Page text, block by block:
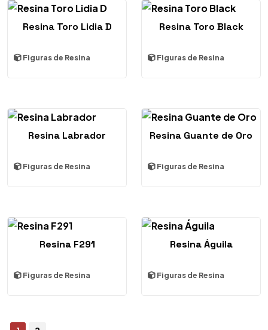
Resina Toro Lidia D
Figuras de Resina
Resina Toro Black
Figuras de Resina
Resina Labrador
Figuras de Resina
Resina Guante de Oro
Figuras de Resina
Resina F291
Figuras de Resina
Resina Águila
Figuras de Resina